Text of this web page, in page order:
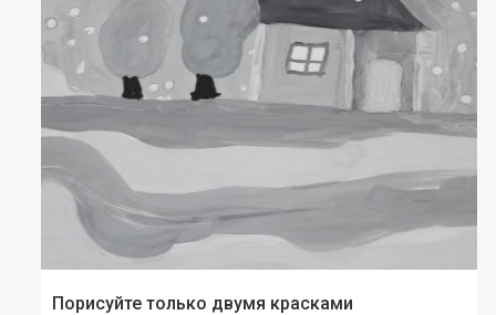
Порисуйте только двумя красками